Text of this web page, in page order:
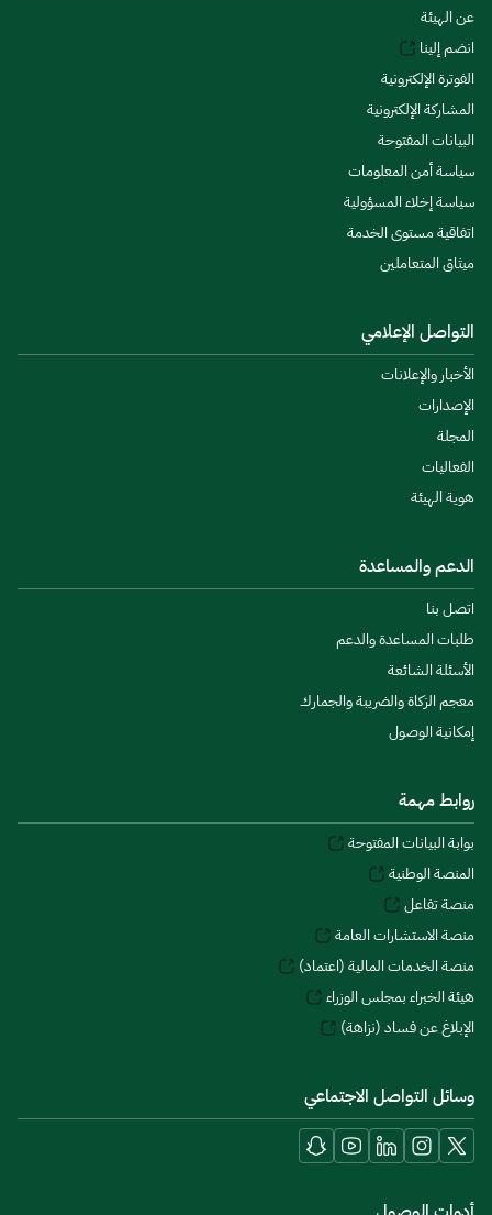
عن الهيئة
انضم إلينا
الفوترة الإلكترونية
المشاركة الإلكترونية
البيانات المفتوحة
سياسة أمن المعلومات
سياسة إخلاء المسؤولية
اتفاقية مستوى الخدمة
ميثاق المتعاملين
التواصل الإعلامي
الأخبار والإعلانات
الإصدارات
المجلة
الفعاليات
هوية الهيئة
الدعم والمساعدة
اتصل بنا
طلبات المساعدة والدعم
الأسئلة الشائعة
معجم الزكاة والضريبة والجمارك
إمكانية الوصول
روابط مهمة
بوابة البيانات المفتوحة
المنصة الوطنية
منصة تفاعل
منصة الاستشارات العامة
منصة الخدمات المالية (اعتماد)
هيئة الخبراء بمجلس الوزراء
الإبلاغ عن فساد (نزاهة)
وسائل التواصل الاجتماعي